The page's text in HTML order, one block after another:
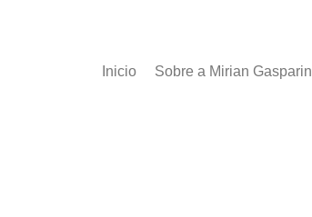
Inicio Sobre a Mirian Gasparin